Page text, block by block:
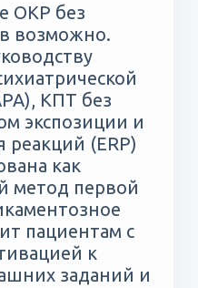
ОКР без
возможно.
КПТ без
экспозиции и
(ERP)
как
метод первой
пациентам с
к
заданий и